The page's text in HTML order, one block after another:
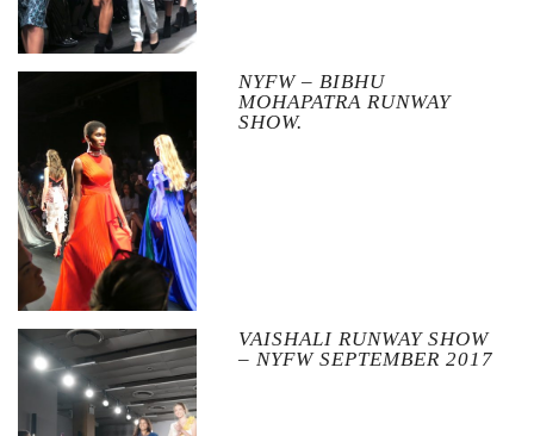
NYFW – BIBHU
MOHAPATRA RUNWAY
SHOW.
VAISHALI RUNWAY SHOW
– NYFW SEPTEMBER 2017